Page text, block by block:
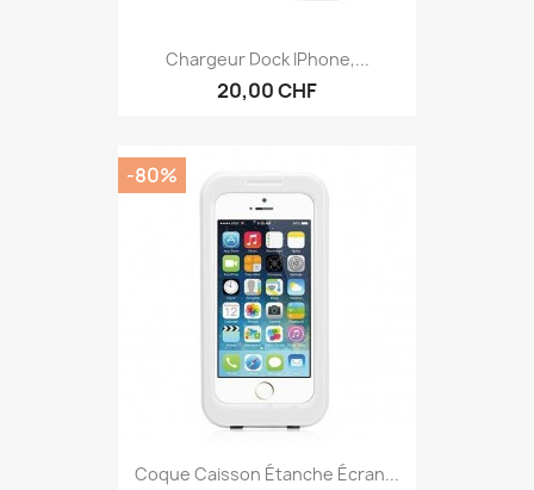
Chargeur Dock IPhone,...
20,00 CHF
Coque Caisson Étanche Écran...
-80%